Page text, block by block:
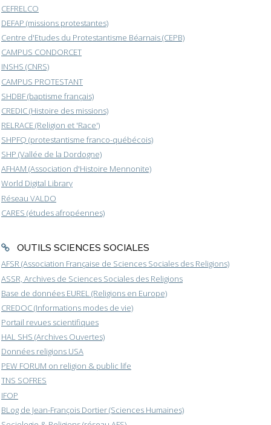
CEFRELCO
DEFAP (missions protestantes)
Centre d'Etudes du Protestantisme Béarnais (CEPB)
CAMPUS CONDORCET
INSHS (CNRS)
CAMPUS PROTESTANT
SHDBF (baptisme français)
CREDIC (Histoire des missions)
RELRACE (Religion et 'Race')
SHPFQ (protestantisme franco-québécois)
SHP (Vallée de la Dordogne)
AFHAM (Association d'Histoire Mennonite)
World Digital Library
Réseau VALDO
CARES (études afropéennes)
OUTILS SCIENCES SOCIALES
AFSR (Association Française de Sciences Sociales des Religions)
ASSR, Archives de Sciences Sociales des Religions
Base de données EUREL (Religions en Europe)
CREDOC (Informations modes de vie)
Portail revues scientifiques
HAL SHS (Archives Ouvertes)
Données religions USA
PEW FORUM on religion & public life
TNS SOFRES
IFOP
BLog de Jean-François Dortier (Sciences Humaines)